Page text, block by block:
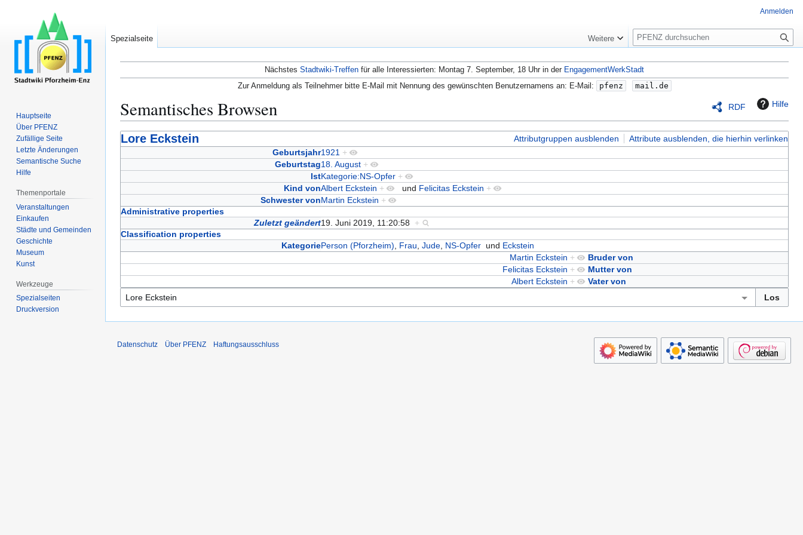
Nächstes Stadtwiki-Treffen für alle Interessierten: Montag 7. September, 18 Uhr in der EngagementWerkStadt
Zur Anmeldung als Teilnehmer bitte E-Mail mit Nennung des gewünschten Benutzernamens an: E-Mail:
pfenz mail.de
RDF Hilfe
Semantisches Browsen
Zur
Navigation
Zur
Suche
Lore Eckstein Attributgruppen ausblenden
Attribute ausblenden, die hierhin verlinken
Geburtsjahr1921 +
Geburtstag18. August +
IstKategorie:NS-Opfer +
Kind vonAlbert Eckstein + und Felicitas Eckstein +
Schwester vonMartin Eckstein +
Administrative properties
Zuletzt geändert19. Juni 2019, 11:20:58 +
Classification properties
KategoriePerson (Pforzheim) Frau ,Jude NS-Opfer und Eckstein
Bruder von
Martin Eckstein +
Mutter von
Felicitas Eckstein +
Vater von
Albert Eckstein +
Anmelden
Spezialseite Weitere
S
u
c
h
e
Hauptseite
Über PFENZ
Zufällige Seite
Letzte Änderungen
Semantische Suche
Hilfe
Themenportale
Veranstaltungen
Einkaufen
Städte und Gemeinden
Geschichte
Museum
Kunst
Werkzeuge
Spezialseiten
Druckversion
Datenschutz Über PFENZ Haftungsausschluss